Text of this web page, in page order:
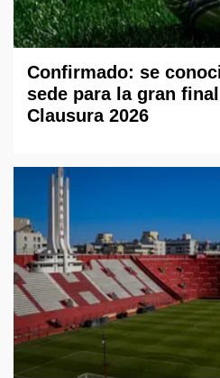
Confirmado: se
sede para la gran
Clausura 2026